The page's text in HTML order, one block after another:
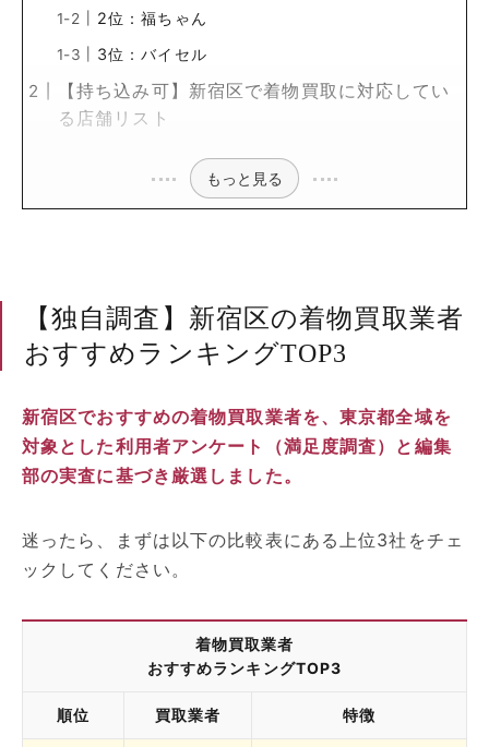
2位：福ちゃん
3位：バイセル
【持ち込み可】新宿区で着物買取に対応してい
る店舗リスト
もっと見る
【独自調査】新宿区の着物買取業者
おすすめランキングTOP3
新宿区でおすすめの着物買取業者を、東京都全域を
対象とした利用者アンケート（満足度調査）と編集
部の実査に基づき厳選しました。
迷ったら、まずは以下の比較表にある上位3社をチェ
ックしてください。
着物買取業者
おすすめランキングTOP3
順位 買取業者 特徴